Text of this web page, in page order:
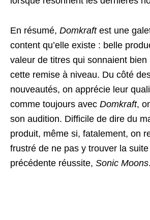
En résumé, Domkraftest une
content qu’elle existe : belle
valeur de titres qui sonnaient
cette remise à niveau. Du côté
nouveautés, on apprécie leur
comme toujours avec Domkraft,
son audition. Difficile de dire du
produit, même si, fatalement, on
frustré de ne pas y trouver la
précédente réussite, Sonic Moons.